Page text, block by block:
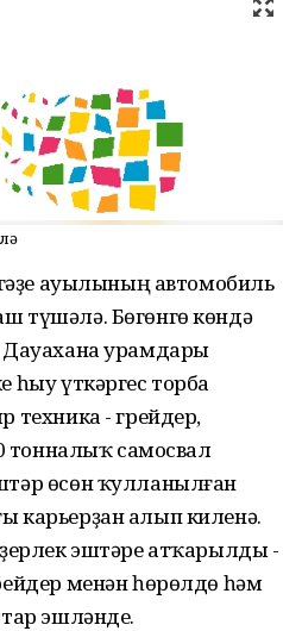
ауылының автомобиль
түшәлә. Бөгөнгө көндә
урамдары
үткәргес торба
- грейдер,
тонналыҡ самосвал
өсөн ҡулланылған
алып киленә.
эштәре атҡарылды -
менән һөрөлдө һәм
эшләнде.